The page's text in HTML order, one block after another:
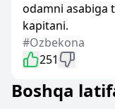
odamni asabiga
kapitani.
#Ozbekona
251
Boshqa